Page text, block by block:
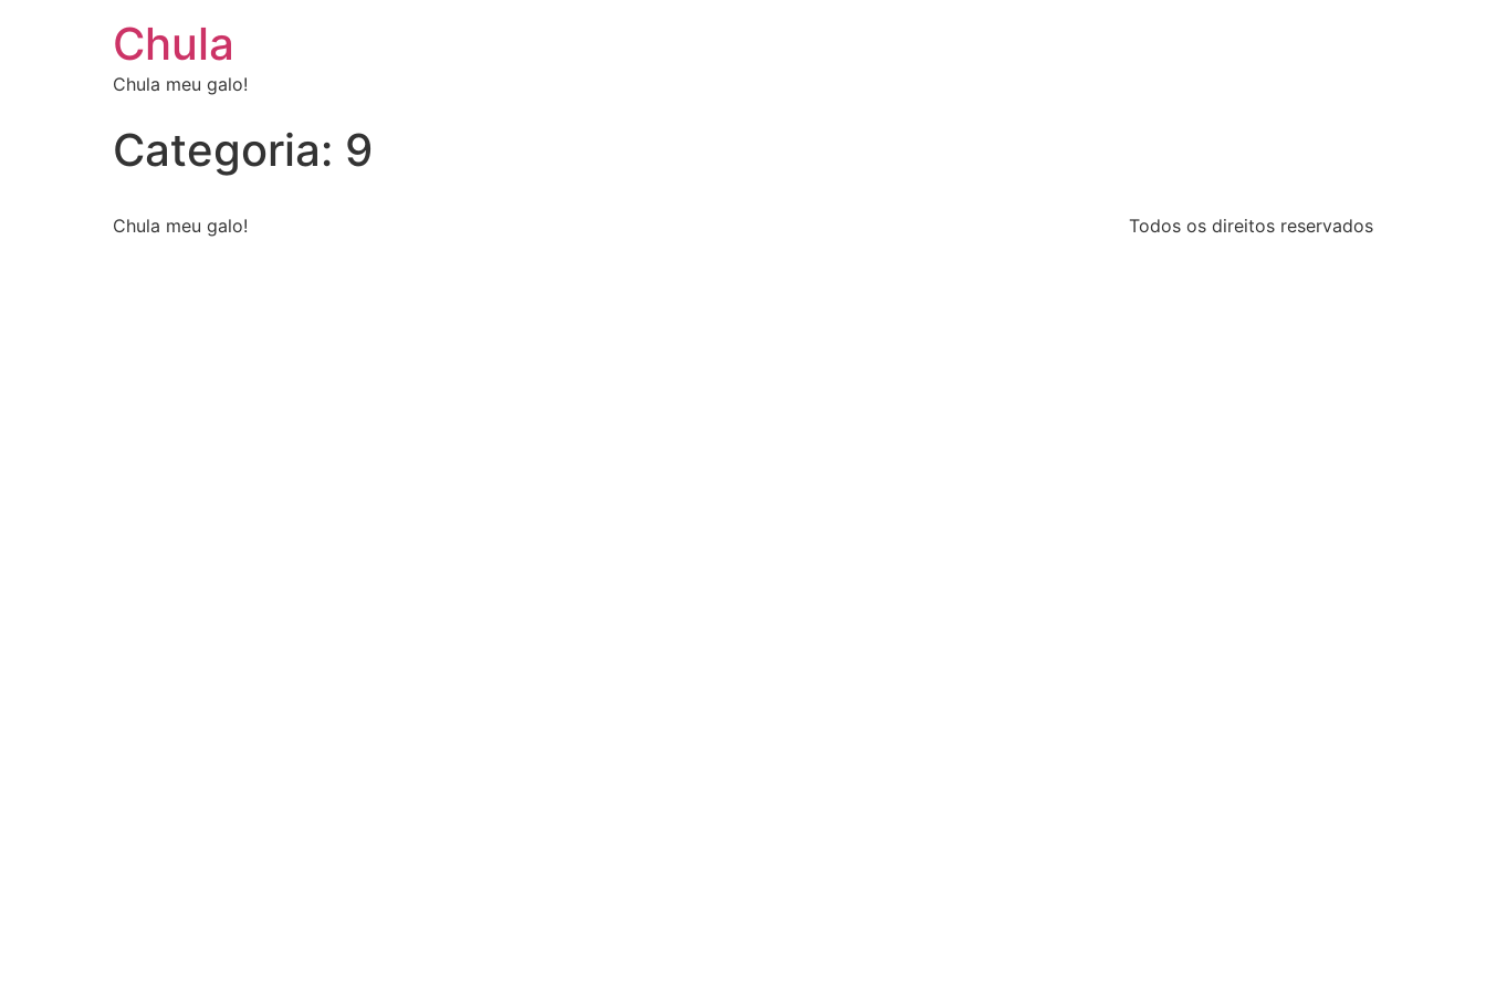
Chula
Chula meu galo!
Categoria: 9
Chula meu galo! Todos os direitos reservados